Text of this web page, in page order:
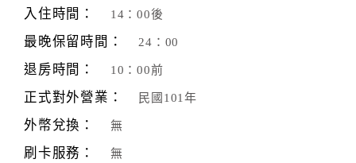
旅
伴
計
品
入住時間： 14：00後
最晚保留時間： 24：00
退房時間： 10：00前
正式對外營業： 民國101年
外幣兌換： 無
刷卡服務： 無